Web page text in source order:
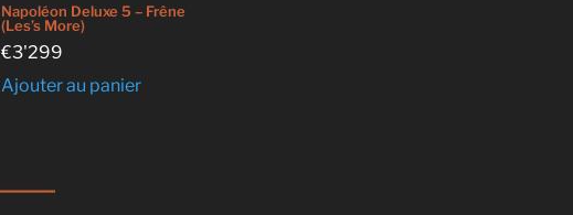
Napoléon Deluxe 5 – Frêne
(Les’s More)
€3'299
Ajouter au panier